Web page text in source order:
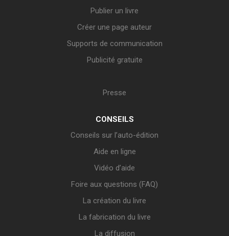
Publier un livre
Créer une page auteur
Supports de communication
Publicité gratuite
Presse
CONSEILS
Conseils sur l’auto-édition
Aide en ligne
Vidéo d’aide
Foire aux questions (FAQ)
La création du livre
La fabrication du livre
La diffusion